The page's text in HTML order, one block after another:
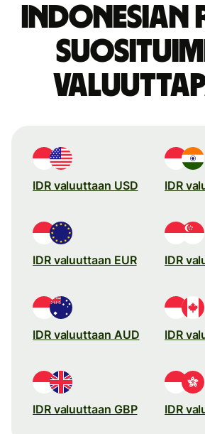
Indonesian
IDR valuuttaan USD IDR
IDR valuuttaan EUR IDR
IDR valuuttaan AUD IDR
IDR valuuttaan GBP IDR